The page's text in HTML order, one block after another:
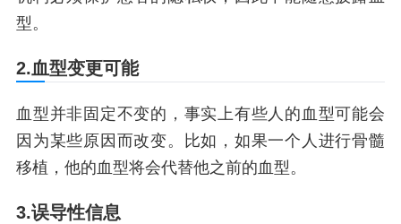
型。
2.血型变更可能
血型并非固定不变的，事实上有些人的血型可能会
因为某些原因而改变。比如，如果一个人进行骨髓
移植，他的血型将会代替他之前的血型。
3.误导性信息